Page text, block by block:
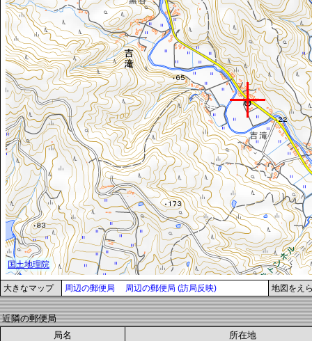
大きなマップ 周辺の郵便局 周辺の郵便局 (訪局反映) 地図をえ
近隣の郵便局
局名
所在地